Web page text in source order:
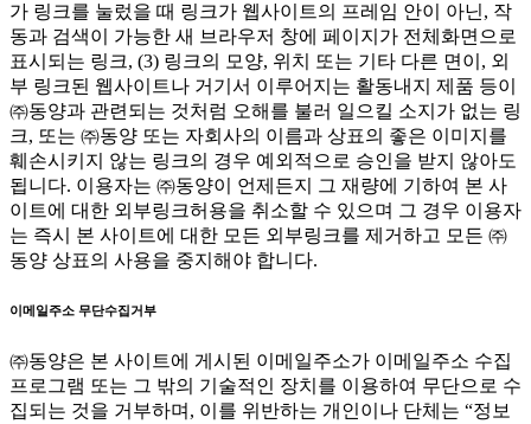
가 링크를 눌렀을 때 링크가 웹사이트의 프레임 안이 아닌, 작
동과 검색이 가능한 새 브라우저 창에 페이지가 전체화면으로
표시되는 링크, (3) 링크의 모양, 위치 또는 기타 다른 면이, 외
부 링크된 웹사이트나 거기서 이루어지는 활동내지 제품 등이
㈜동양과 관련되는 것처럼 오해를 불러 일으킬 소지가 없는 링
크, 또는 ㈜동양 또는 자회사의 이름과 상표의 좋은 이미지를
훼손시키지 않는 링크의 경우 예외적으로 승인을 받지 않아도
됩니다. 이용자는 ㈜동양이 언제든지 그 재량에 기하여 본 사
이트에 대한 외부링크허용을 취소할 수 있으며 그 경우 이용자
는 즉시 본 사이트에 대한 모든 외부링크를 제거하고 모든 ㈜
동양 상표의 사용을 중지해야 합니다.
이메일주소 무단수집거부
㈜동양은 본 사이트에 게시된 이메일주소가 이메일주소 수집
프로그램 또는 그 밖의 기술적인 장치를 이용하여 무단으로 수
집되는 것을 거부하며, 이를 위반하는 개인이나 단체는 “정보